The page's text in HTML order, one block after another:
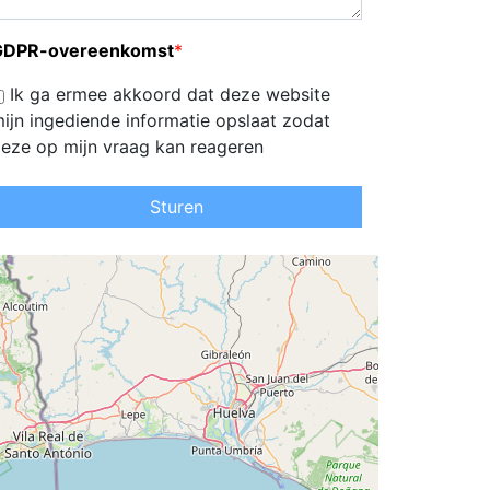
overeenkomst*
Ik ga ermee akkoord dat deze website
ingediende informatie opslaat zodat
op mijn vraag kan reageren
Sturen